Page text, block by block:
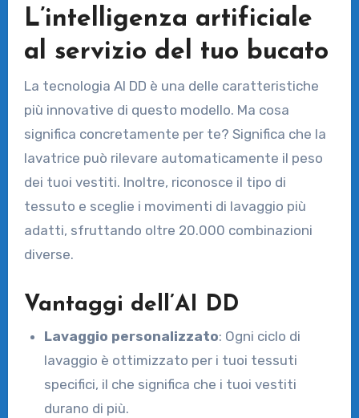
L’intelligenza artificiale
al servizio del tuo bucato
La tecnologia AI DD è una delle caratteristiche
più innovative di questo modello. Ma cosa
significa concretamente per te? Significa che la
lavatrice può rilevare automaticamente il peso
dei tuoi vestiti. Inoltre, riconosce il tipo di
tessuto e sceglie i movimenti di lavaggio più
adatti, sfruttando oltre 20.000 combinazioni
diverse.
Vantaggi dell’AI DD
Lavaggio personalizzato: Ogni ciclo di
lavaggio è ottimizzato per i tuoi tessuti
specifici, il che significa che i tuoi vestiti
durano di più.